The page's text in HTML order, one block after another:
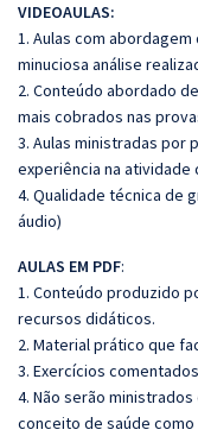
VIDEOAULAS:
1. Aulas com
minuciosa análise
2. Conteúdo abordado
mais cobrados nas
3. Aulas ministradas por
experiência na atividade
4. Qualidade técnica de
áudio)
AULAS EM PDF:
1. Conteúdo produzido
recursos didáticos.
2. Material prático que
3. Exercícios
4. Não serão ministrados
conceito de saúde